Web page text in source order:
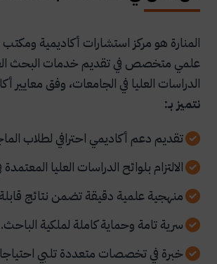
المنارة هو مركز استشارات أكاديمية
علمي متخصص في تقديم خدمات البحث
الدراسات العليا في الجامعات، وفق معايير
نتميز بـ:
تقديم دعم أكاديمي احترافي لطلاب
الالتزام بلوائح الدراسات العليا
منهجية علمية دقيقة تضمن نتائج
سرية تامة وحماية كاملة لملكية الباحث.
خبرة في تخصصات متعددة تلبي